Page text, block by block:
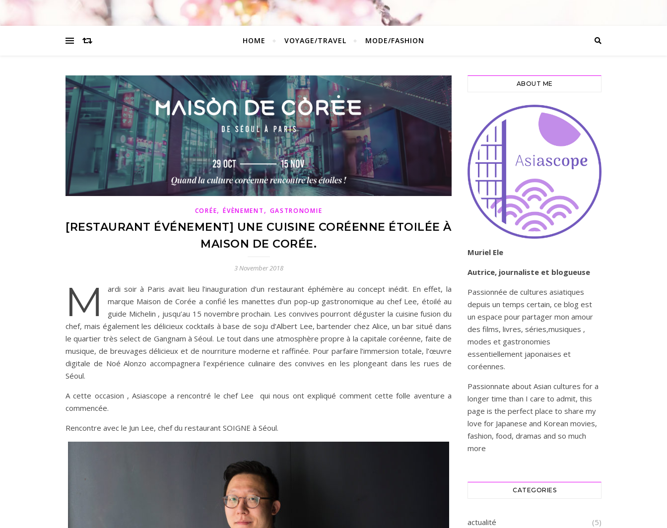
HOME VOYAGE/TRAVEL MODE/FASHION
CORÉE,ÉVÈNEMENT , GASTRONOMIE
[RESTAURANT ÉVÉNEMENT] UNE CUISINE CORÉENNE ÉTOILÉE À
MAISON DE CORÉE.
3 November 2018
M
ardi soir à Paris avait lieu l’inauguration d’un restaurant éphémère au concept inédit. En effet, la
marque Maison de Corée a confié les manettes d’un pop-up gastronomique au chef Lee, étoilé au
guide Michelin , jusqu’au 15 novembre prochain. Les convives pourront déguster la cuisine fusion du
chef, mais également les délicieux cocktails à base de soju d’Albert Lee, bartender chez Alice, un bar situé dans
le quartier très select de Gangnam à Séoul. Le tout dans une atmosphère propre à la capitale coréenne, faite de
musique, de breuvages délicieux et de nourriture moderne et raffinée. Pour parfaire l’immersion totale, l’œuvre
digitale de Noé Alonzo accompagnera l’expérience culinaire des convives en les plongeant dans les rues de
Séoul.
A cette occasion , Asiascope a rencontré le chef Lee qui nous ont expliqué comment cette folle aventure a
commencée.
Rencontre avec le Jun Lee, chef du restaurant SOIGNE à Séoul.
ABOUT ME
Muriel Ele
Autrice, journaliste et blogueuse
Passionnée de cultures asiatiques
depuis un temps certain, ce blog est
un espace pour partager mon amour
des films, livres, séries,musiques ,
modes et gastronomies
essentiellement japonaises et
coréennes.
Passionnate about Asian cultures for a
longer time than I care to admit, this
page is the perfect place to share my
love for Japanese and Korean movies,
fashion, food, dramas and so much
more
CATEGORIES
actualité (5)